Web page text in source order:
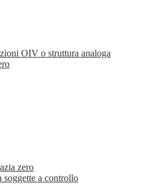
OIV o struttura analoga
zero
soggette a controllo